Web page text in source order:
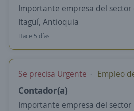
Importante empresa del
Itagüí, Antioquia
Hace 5 días
Se precisa Urgente Empleo
Contador(a)
Importante empresa del sector